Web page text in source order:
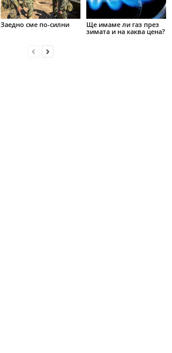
Заедно сме по-силни
Ще имаме ли газ през
зимата и на каква цена?